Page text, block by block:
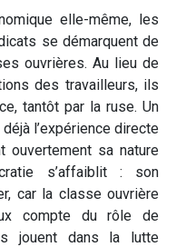
elle-même, les
se démarquent de
ouvrières. Au lieu de
des travailleurs, ils
tantôt par la ruse. Un
l’expérience directe
ouvertement sa nature
s’affaiblit : son
car la classe ouvrière
compte du rôle de
jouent dans la lutte